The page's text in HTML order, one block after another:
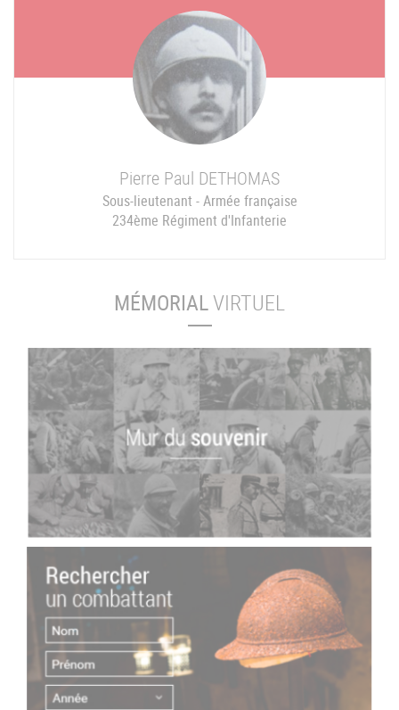
Pierre Paul DETHOMAS
Sous-lieutenant - Armée française
234ème Régiment d'Infanterie
MÉMORIALVIRTUEL